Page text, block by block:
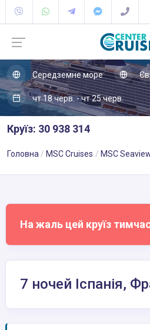
Середземне море
чт 18 черв. - чт 25 черв.
Круїз: 30 938 314
Головна MSC Cruises MSC
На жаль цей круїз
7 ночей Іспанія,